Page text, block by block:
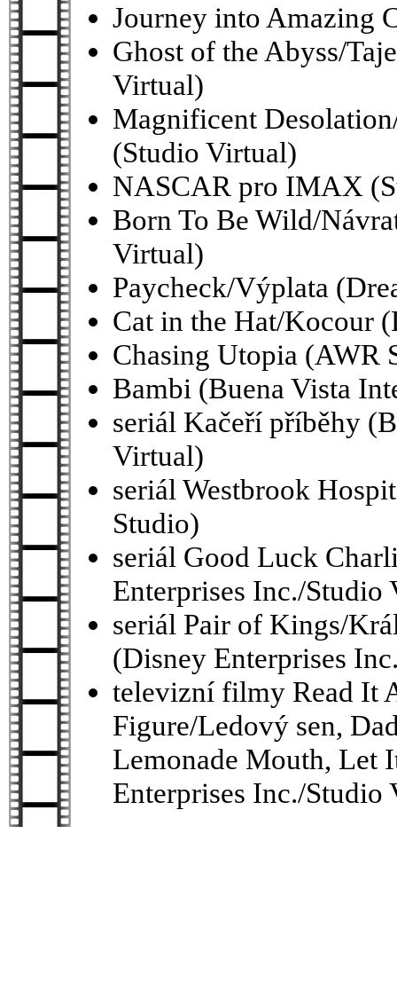
Journey into Amazing
Ghost of the Abyss/
Virtual)
Magnificent
(Studio Virtual)
NASCAR pro IMAX
Born To Be Wild/
Virtual)
Paycheck/Výplata
Cat in the Hat/Kocour
Chasing Utopia (AWR
Bambi (Buena Vista
seriál Kačeří příběhy
Virtual)
seriál Westbrook
Studio)
seriál Good Luck
Enterprises Inc./Studio
seriál Pair of Kings/
(Disney Enterprises
televizní filmy Read It
Figure/Ledový sen,
Lemonade Mouth, Let
Enterprises Inc./Studio